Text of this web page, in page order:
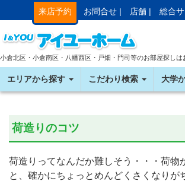
来店予約 お問合せ | 店舗 | 総合
小倉北区・小倉南区・八幡西区・戸畑・門司等のお部屋探しは
エリアから探す こだわり検索 大学
荷造りのコツ
荷造りってなんだか難しそう・・・荷物
と、確かにちょっとめんどくさくなりが